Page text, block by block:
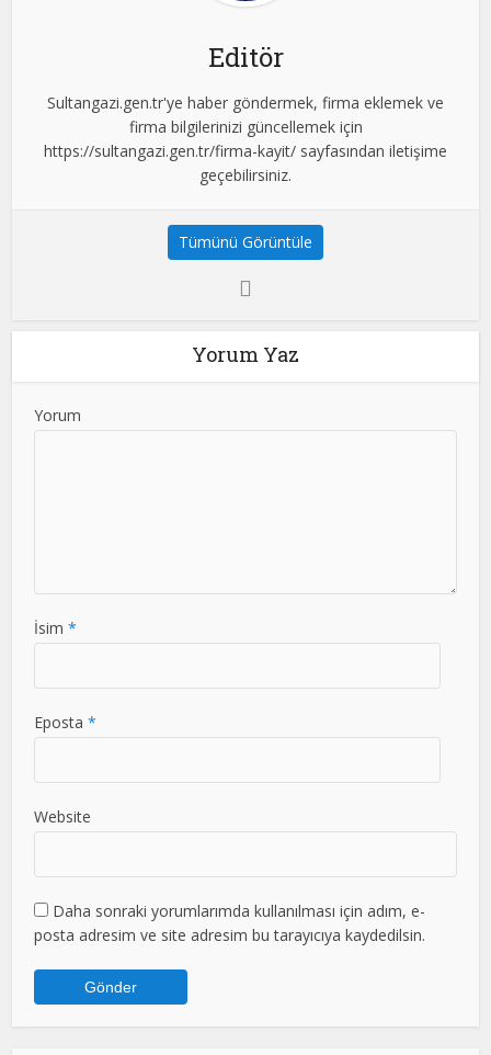
Editör
Sultangazi.gen.tr'ye haber göndermek, firma eklemek ve
firma bilgilerinizi güncellemek için
https://sultangazi.gen.tr/firma-kayit/ sayfasından iletişime
geçebilirsiniz.
Tümünü Görüntüle
Yorum Yaz
Yorum
İsim *
Eposta *
Website
Daha sonraki yorumlarımda kullanılması için adım, e-
posta adresim ve site adresim bu tarayıcıya kaydedilsin.